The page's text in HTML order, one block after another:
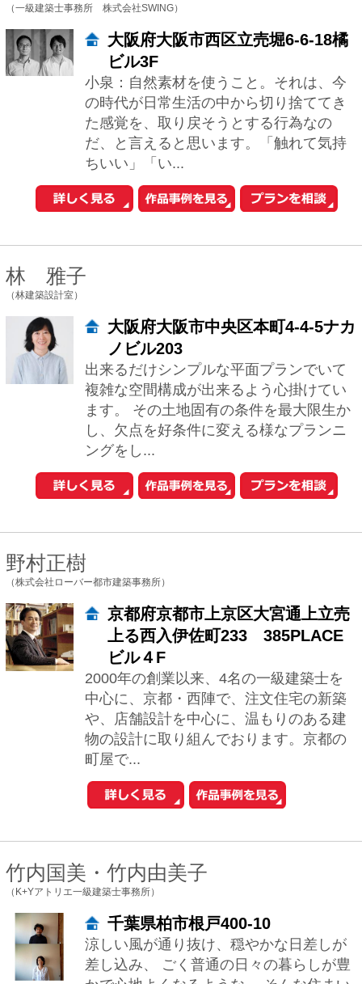
野村正樹
（株式会社ローバー都市建築事務所）
京都府京都市上京区大宮通上立売
上る西入伊佐町233 385PLACE
ビル４F
2000年の創業以来、4名の一級建築士を
中心に、京都・西陣で、注文住宅の新築
や、店舗設計を中心に、温もりのある建
物の設計に取り組んでおります。京都の
町屋で...
竹内国美・竹内由美子
（K+Yアトリエ一級建築士事務所）
千葉県柏市根戸400-10
涼しい風が通り抜け、穏やかな日差しが
差し込み、 ごく普通の日々の暮らしが豊
かで心地よくなるような、 そんな住まい
を一緒につくっていきましょう。 そして
平 泰博
（タイラヤスヒロ建築設計事務所）
し、 経年劣化ではなく経年変化する木の
家を作っている一級建築士事務所です。
★耐震等級3(許容応力度設計) ★断熱等...
三木さおり+倉水恵
（株式会社アーキグラム）
埼玉県さいたま市浦和区上木崎2-
16-6 東京オフィス：東
京都文京区千駄木5-37-9
私達Archi+Glamは、女性２名で活動して
います。お客様との打合せには、女性２
いきます。 スタイリッシュからナチュ...
横山 浩介
（株式会社横山浩介建築設計事務所）
建物をどんなに格好良く造っても、そこ
から見える景色が良くなければ台無しに
なってしまいます。私は「敷地に建物を
建てる」ではなく、「敷地に環境を造
る」というス...